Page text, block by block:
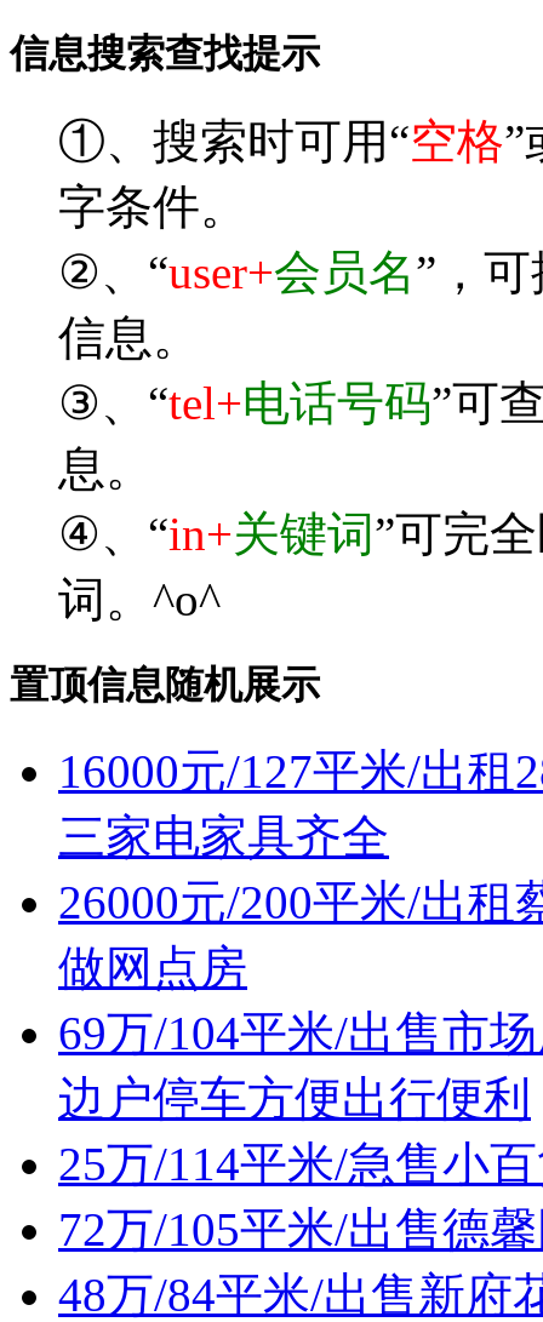
信息搜索查找提示
①、搜索时可用“空格”
字条件。
②、“user+会员名”，
信息。
③、“tel+电话号码”可
息。
④、“in+关键词”可完
词。^o^
置顶信息随机展示
16000元/127平米/出
三家电家具齐全
26000元/200平米/出
做网点房
69万/104平米/出售市
边户停车方便出行便利
25万/114平米/急售小
72万/105平米/出售德
48万/84平米/出售新府